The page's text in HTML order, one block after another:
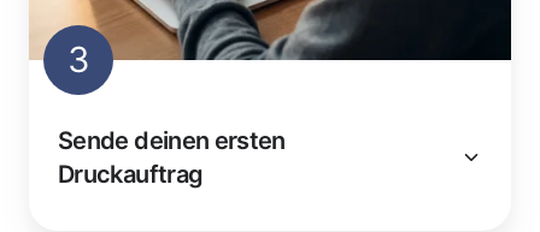
3
Sende deinen ersten
Druckauftrag